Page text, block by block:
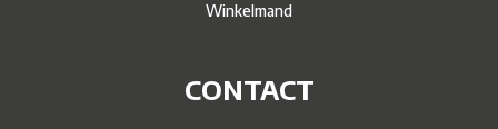
Winkelmand
CONTACT